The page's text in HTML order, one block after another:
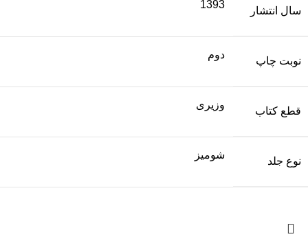
سال انتشار
1393
نوبت چاپ
دوم
قطع کتاب
وزیری
نوع جلد
شومیز